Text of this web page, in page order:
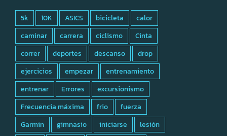
5k 10K ASICS bicicleta
calor
caminar
carrera ciclismo
Cinta
correr
deportes descanso
drop
ejercicios
empezar
entrenamiento
entrenar
Errores
excursionismo
Frecuencia máxima
frio
fuerza
Garmin
gimnasio iniciarse
lesión